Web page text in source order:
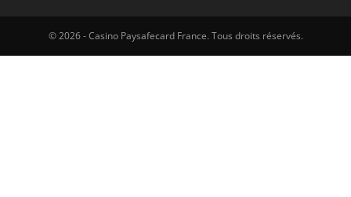
© 2026 - Casino Paysafecard France. Tous droits réservés.